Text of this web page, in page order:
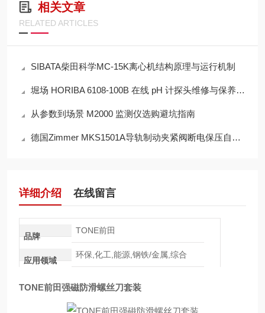
相关文章
RELATED ARTICLES
SIBATA柴田科学MC-15K离心机结构原理与运行机制
堀场 HORIBA 6108-100B 在线 pH 计探头维修与保养技术指南
从参数到场景 M2000 监测仪选购避坑指南
德国Zimmer MKS1501A导轨制动夹紧阀断电保压自锁原理说明
详细介绍 在线留言
品牌
TONE前田
应用领域
环保,化工,能源,钢铁/金属,综合
TONE前田强磁防滑螺丝刀套装